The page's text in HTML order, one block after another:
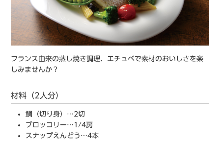
フランス由来の蒸し焼き調理、エチュベで素材のおいしさを楽
しみませんか？
材料（2人分）
鯛（切り身）…2切
ブロッコリー…1/4房
スナップえんどう…4本